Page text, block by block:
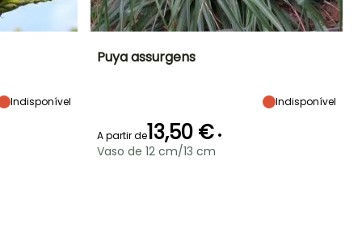
Sol
Indisponível Sol
Puya assurgens
Indisponível
A partir de13,50 € •
Vaso de 12 cm/13 cm